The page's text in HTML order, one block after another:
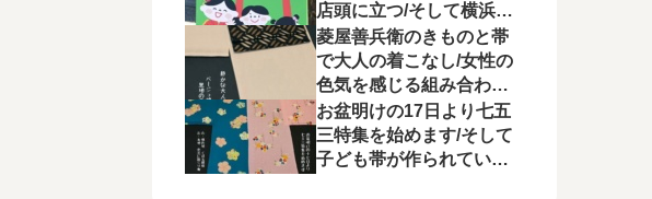
店頭に立つ/そして横浜よ
り「ゆかたの夕べ」への
出席を頂く
菱屋善兵衛のきものと帯
で大人の着こなし/女性の
色気を感じる組み合わに
心が惹かれる
お盆明けの17日より七五
三特集を始めます/そして
子ども帯が作られてい状